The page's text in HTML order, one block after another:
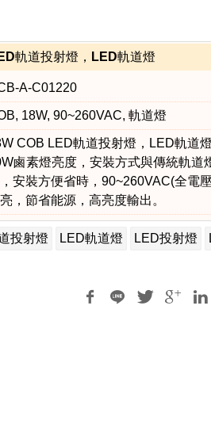
軌道投射燈，LED軌道燈
A-C01220
18W, 90~260VAC, 軌道燈
COB LED軌道投射燈，LED軌道
鹵素燈亮度，安裝方式與傳統軌道
安裝方便省時，90~260VAC(全電
，節省能源，高亮度輸出。
投射燈 LED軌道燈 LED投射燈